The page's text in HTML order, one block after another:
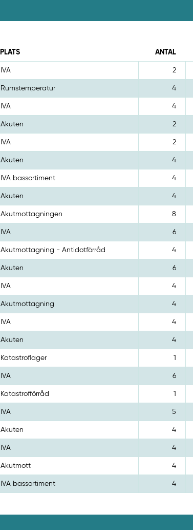
PLATS ANTAL
IVA 2
Rumstemperatur 4
IVA 4
Akuten 2
IVA 2
Akuten 4
IVA bassortiment 4
Akuten 4
Akutmottagningen 8
IVA 6
Akutmottagning - Antidotförråd 4
Akuten 6
IVA 4
Akutmottagning 4
IVA 4
Akuten 4
Katastroflager 1
IVA 6
Katastrofförråd 1
IVA 5
Akuten 4
IVA 4
Akutmott 4
IVA bassortiment 4